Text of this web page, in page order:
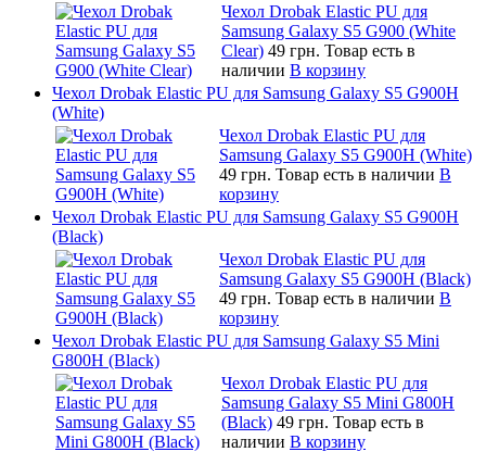
Чехол Drobak Elastic PU для
Samsung Galaxy S5 G900 (White
Clear) 49 грн. Товар есть в
наличии В корзину
Чехол Drobak Elastic PU для Samsung Galaxy S5 G900H
(White)
Чехол Drobak Elastic PU для
Samsung Galaxy S5 G900H (White)
49 грн. Товар есть в наличии В
корзину
Чехол Drobak Elastic PU для Samsung Galaxy S5 G900H
(Black)
Чехол Drobak Elastic PU для
Samsung Galaxy S5 G900H (Black)
49 грн. Товар есть в наличии В
корзину
Чехол Drobak Elastic PU для Samsung Galaxy S5 Mini
G800H (Black)
Чехол Drobak Elastic PU для
Samsung Galaxy S5 Mini G800H
(Black) 49 грн. Товар есть в
наличии В корзину